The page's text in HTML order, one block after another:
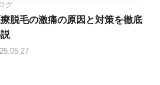
グ
脱毛の激痛の原因と対策を徹底